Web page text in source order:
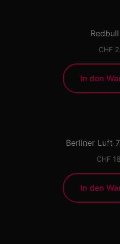
CHF
In den
Berliner Luft
CHF
In den